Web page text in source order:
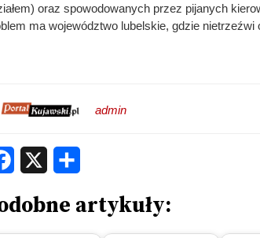
oraz spowodowanych przez pijanych
ma województwo lubelskie, gdzie nietrzeźwi
admin
Facebook
artykuły: